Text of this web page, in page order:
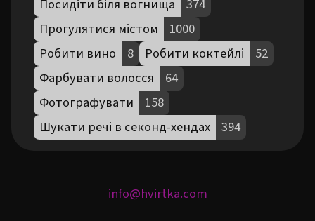
Посидіти біля вогнища
374
Прогулятися містом
1000
Робити вино
8 Робити коктейлі
52
Фарбувати волосся
64
Фотографувати
158
Шукати речі в секонд-хендах
394
info@hvirtka.com